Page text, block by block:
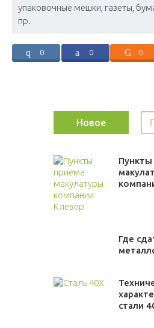
упаковочные мешки, газеты,
пр.
0 0 0
Новое
Пункты
Где
стали